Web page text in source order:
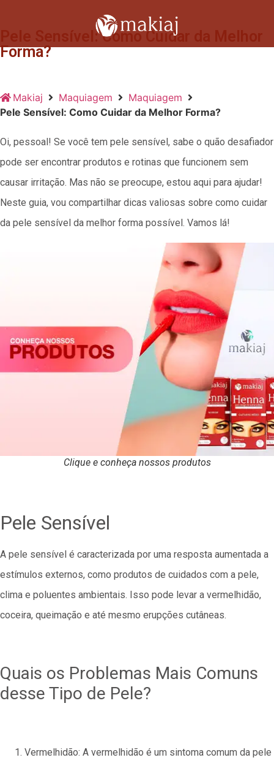
Pele Sensível: Como Cuidar da Melhor
Forma?
Makiaj Maquiagem
Maquiagem
Pele Sensível: Como Cuidar da Melhor Forma?
Oi, pessoal! Se você tem pele sensível, sabe o quão desafiador
pode ser encontrar produtos e rotinas que funcionem sem
causar irritação. Mas não se preocupe, estou aqui para ajudar!
Neste guia, vou compartilhar dicas valiosas sobre como cuidar
da pele sensível da melhor forma possível. Vamos lá!
Clique e conheça nossos produtos
Pele Sensível
A pele sensível é caracterizada por uma resposta aumentada a
estímulos externos, como produtos de cuidados com a pele,
clima e poluentes ambientais. Isso pode levar a vermelhidão,
coceira, queimação e até mesmo erupções cutâneas.
Quais os Problemas Mais Comuns
desse Tipo de Pele?
Vermelhidão: A vermelhidão é um sintoma comum da pele